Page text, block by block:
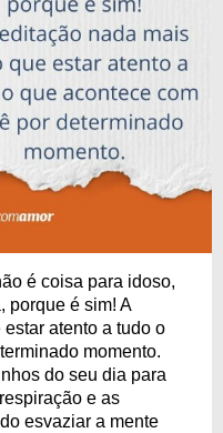
é coisa para idoso,
porque é sim! A
atento a tudo o
momento.
do seu dia para
e as
esvaziar a mente